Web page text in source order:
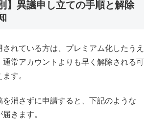
】異議申し立ての手順と解除
されている方は、プレミアム化したうえ
通常アカウントよりも早く解除される可
す。
を消さずに申請すると、下記のような
きます。